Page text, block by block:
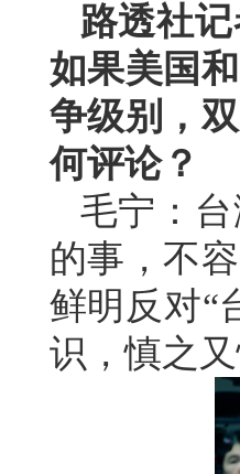
路透社
如果美国
争级别，
何评论？
毛宁：
的事，不
鲜明反对“
识，慎之